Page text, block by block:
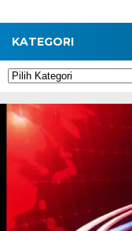
KATEGORI
Kategori
Pemutar
Video